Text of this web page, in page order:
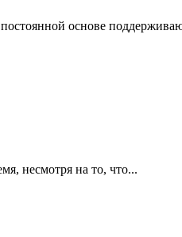
основе
несмотря на то, что...